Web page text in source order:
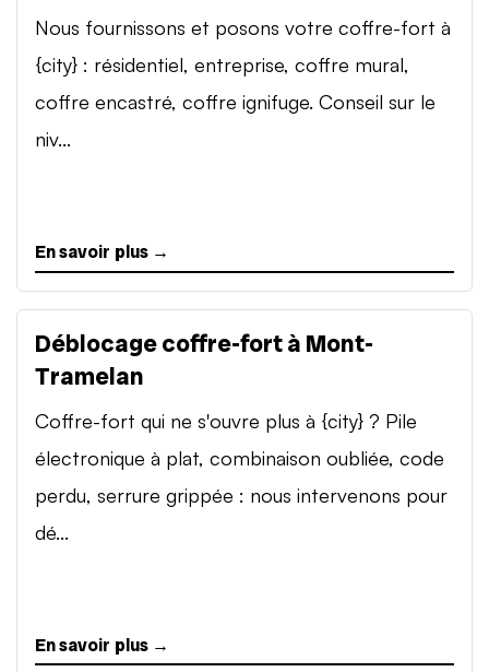
Nous fournissons et posons votre coffre-fort à
{city} : résidentiel, entreprise, coffre mural,
coffre encastré, coffre ignifuge. Conseil sur le
niv...
En savoir plus →
Déblocage coffre-fort à Mont-
Tramelan
Coffre-fort qui ne s'ouvre plus à {city} ? Pile
électronique à plat, combinaison oubliée, code
perdu, serrure grippée : nous intervenons pour
dé...
En savoir plus →